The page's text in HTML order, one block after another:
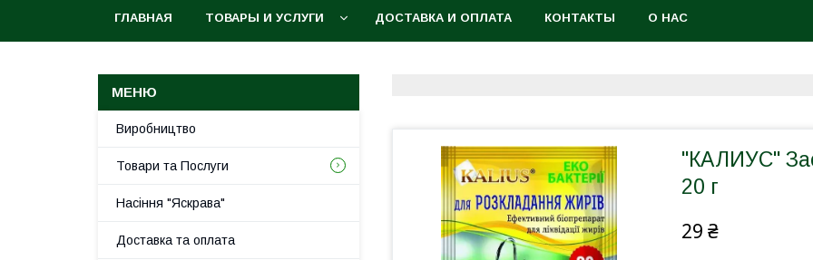
ГЛАВНАЯ ТОВАРЫ И УСЛУГИ ДОСТАВКА И ОПЛАТА КОНТАКТЫ О НАС
"КАЛИУС"
20 г
29 ₴
Виробництво
Товари та Послуги
Насіння "Яскрава"
Доставка та оплата